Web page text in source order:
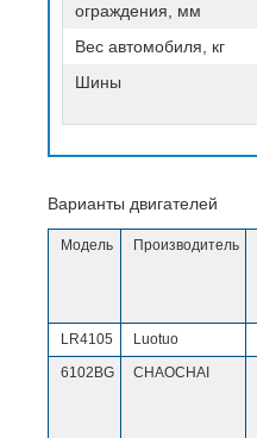
ограждения, мм
Вес автомобиля, кг
Шины
Варианты двигателей
Модель Производитель
LR4105
Luotuo
6102BG
CHAOCHAI